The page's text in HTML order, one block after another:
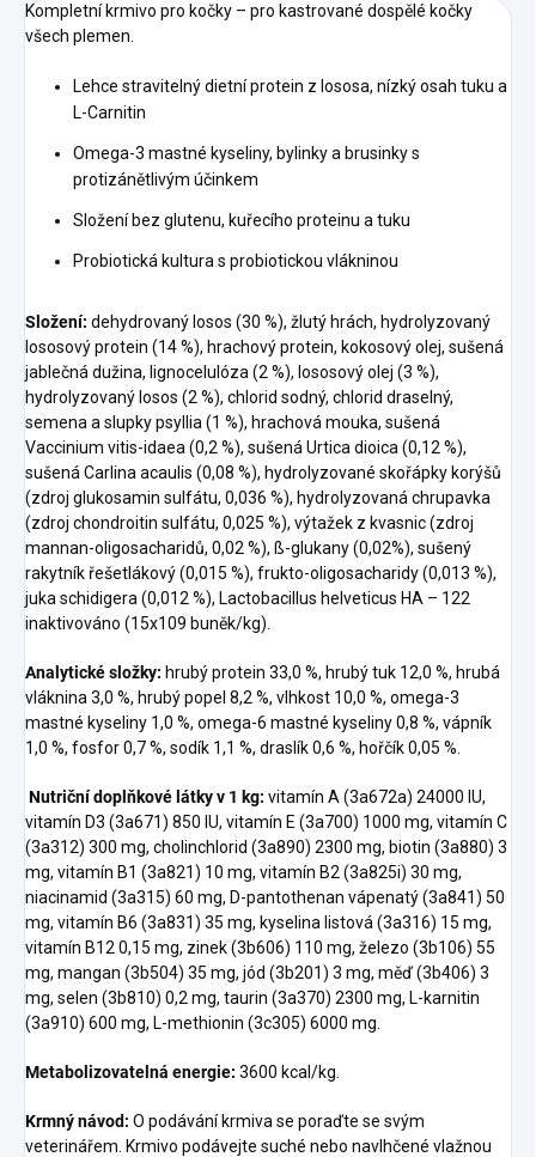
Kompletní krmivo pro kočky – pro kastrované dospělé kočky
všech plemen.
Lehce stravitelný dietní protein z lososa, nízký osah tuku a
L-Carnitin
Omega-3 mastné kyseliny, bylinky a brusinky s
protizánětlivým účinkem
Složení bez glutenu, kuřecího proteinu a tuku
Probiotická kultura s probiotickou vlákninou
Složení: dehydrovaný losos (30 %), žlutý hrách, hydrolyzovaný
lososový protein (14 %), hrachový protein, kokosový olej, sušená
jablečná dužina, lignocelulóza (2 %), lososový olej (3 %),
hydrolyzovaný losos (2 %), chlorid sodný, chlorid draselný,
semena a slupky psyllia (1 %), hrachová mouka, sušená
Vaccinium vitis-idaea (0,2 %), sušená Urtica dioica (0,12 %),
sušená Carlina acaulis (0,08 %), hydrolyzované skořápky korýšů
(zdroj glukosamin sulfátu, 0,036 %), hydrolyzovaná chrupavka
(zdroj chondroitin sulfátu, 0,025 %), výtažek z kvasnic (zdroj
mannan-oligosacharidů, 0,02 %), ß-glukany (0,02%), sušený
rakytník řešetlákový (0,015 %), frukto-oligosacharidy (0,013 %),
juka schidigera (0,012 %), Lactobacillus helveticus HA – 122
inaktivováno (15x109 buněk/kg).
Analytické složky: hrubý protein 33,0 %, hrubý tuk 12,0 %, hrubá
vláknina 3,0 %, hrubý popel 8,2 %, vlhkost 10,0 %, omega-3
mastné kyseliny 1,0 %, omega-6 mastné kyseliny 0,8 %, vápník
1,0 %, fosfor 0,7 %, sodík 1,1 %, draslík 0,6 %, hořčík 0,05 %.
Nutriční doplňkové látky v 1 kg: vitamín A (3a672a) 24000 IU,
vitamín D3 (3a671) 850 IU, vitamín E (3a700) 1000 mg, vitamín C
(3a312) 300 mg, cholinchlorid (3a890) 2300 mg, biotin (3a880) 3
mg, vitamín B1 (3a821) 10 mg, vitamín B2 (3a825i) 30 mg,
niacinamid (3a315) 60 mg, D-pantothenan vápenatý (3a841) 50
mg, vitamín B6 (3a831) 35 mg, kyselina listová (3a316) 15 mg,
vitamín B12 0,15 mg, zinek (3b606) 110 mg, železo (3b106) 55
mg, mangan (3b504) 35 mg, jód (3b201) 3 mg, měď (3b406) 3
mg, selen (3b810) 0,2 mg, taurin (3a370) 2300 mg, L-karnitin
(3a910) 600 mg, L-methionin (3c305) 6000 mg.
Metabolizovatelná energie: 3600 kcal/kg.
Krmný návod: O podávání krmiva se poraďte se svým
veterinářem. Krmivo podávejte suché nebo navlhčené vlažnou